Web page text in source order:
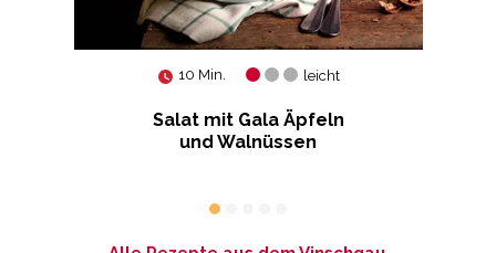
10 Min. leicht
Salat mit Gala Äpfeln
und Walnüssen